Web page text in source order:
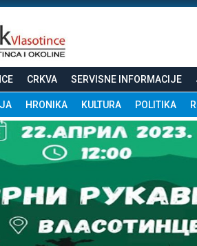
CRKVA SERVISNE INFORMACIJE
HRONIKA KULTURA POLITIKA